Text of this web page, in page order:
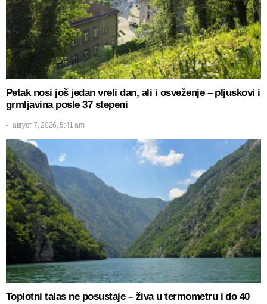
Petak nosi još jedan vreli dan, ali i osveženje – pljuskovi i
grmljavina posle 37 stepeni
август 7, 2026, 5:41 am
Toplotni talas ne posustaje – živa u termometru i do 40